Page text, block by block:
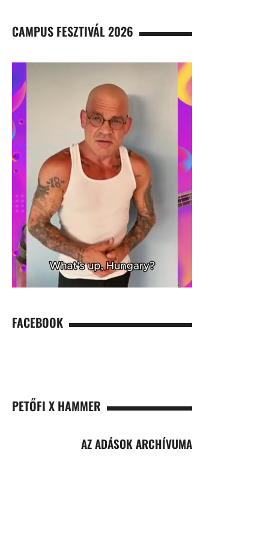
CAMPUS FESZTIVÁL 2026
FACEBOOK
PETŐFI X HAMMER
AZ ADÁSOK ARCHÍVUMA